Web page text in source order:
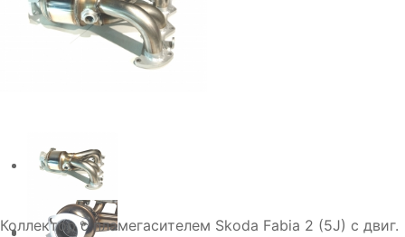
Коллектор с пламегасителем Skoda Fabia 2 (5J) c двиг.